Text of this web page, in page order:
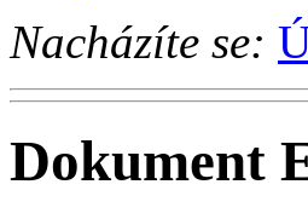
Nacházíte se:
Dokument